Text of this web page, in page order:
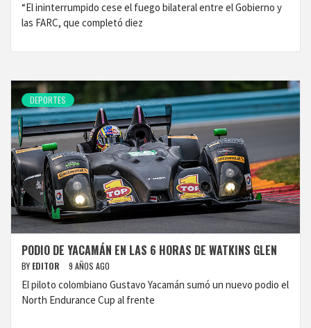
“El ininterrumpido cese el fuego bilateral entre el Gobierno y
las FARC, que completó diez
DEPORTES
PODIO DE YACAMÁN EN LAS 6 HORAS DE WATKINS GLEN
BY EDITOR 9 AÑOS AGO
El piloto colombiano Gustavo Yacamán sumó un nuevo podio el
North Endurance Cup al frente